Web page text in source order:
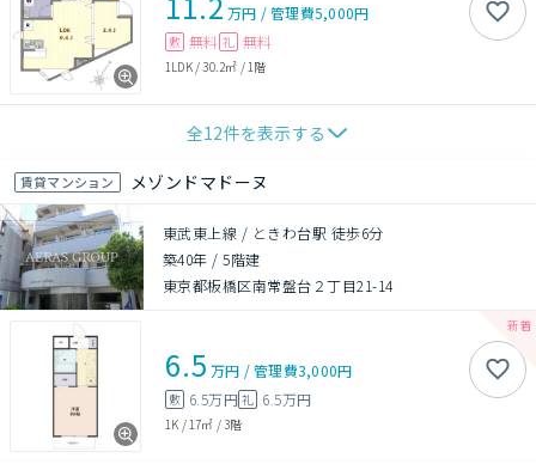
万円 /管理費5,000円
敷 無料 礼 無料
1LDK/30.2㎡ / 1階
全12件を表示する
賃貸マンション メゾンドマドーヌ
東武東上線 / ときわ台駅 徒歩6分
築40年 /5階建
東京都板橋区南常盤台２丁目21-14
6.5 万円 /管理費3,000円
敷 6.5万円礼 6.5万円
1K / 17㎡ /3階